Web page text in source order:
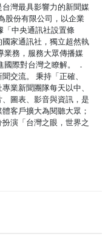
灣最具影響力的新聞媒
股份有限公司，以企業
「中央通訊社設置條
家通訊社，獨立超然執
業務，服務大眾傳播媒
際對台灣之瞭解。 ．
交流。 秉持「正確、
業新聞團隊每天以中、
圖表、影音與資訊，是
客戶擴大為閱聽大眾；
演「台灣之眼，世界之